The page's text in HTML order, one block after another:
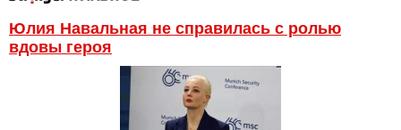
Юлия Навальная не справилась с ролью
вдовы героя